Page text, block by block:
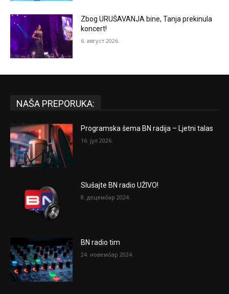
Zbog URUŠAVANJA bine, Tanja prekinula
koncert!
6. август 2026.
NAŠA PREPORUKA:
Programska šema BN radija – Ljetni talas
16. јул 2026.
Slušajte BN radio UŽIVO!
8. децембар 2024.
BN radio tim
24. новембар 2024.